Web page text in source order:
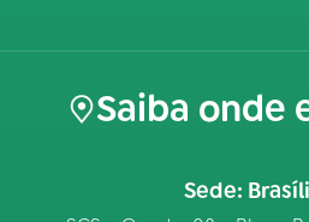
Saiba onde
Sede: